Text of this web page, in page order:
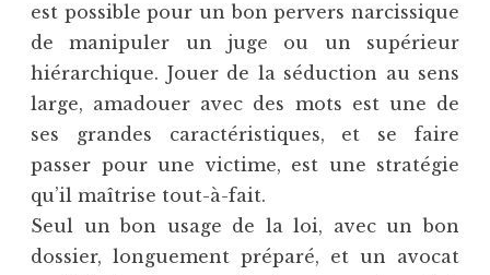
est possible pour un bon pervers narcissique
de manipuler un juge ou un supérieur
hiérarchique. Jouer de la séduction au sens
large, amadouer avec des mots est une de
ses grandes caractéristiques, et se faire
passer pour une victime, est une stratégie
qu’il maîtrise tout-à-fait.
Seul un bon usage de la loi, avec un bon
dossier, longuement préparé, et un avocat